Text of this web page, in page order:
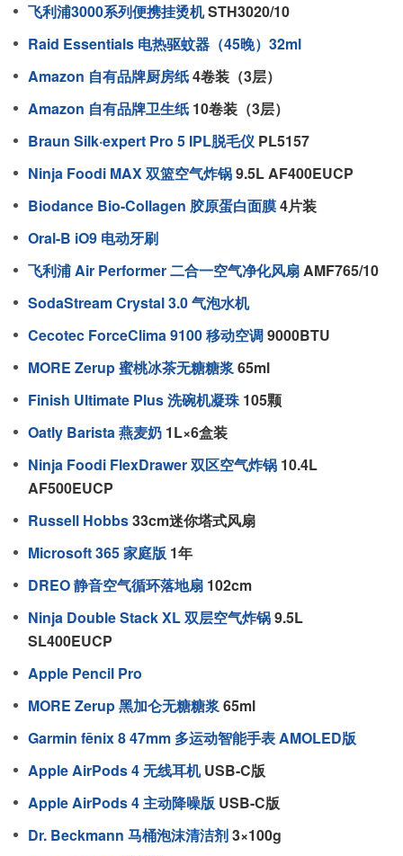
飞利浦3000系列便携挂烫机STH3020/10
Raid Essentials 电热驱蚊器（45晚）32ml
Amazon 自有品牌厨房纸4卷装（3层）
Amazon 自有品牌卫生纸 10卷装（3层）
Braun Silk·expert Pro 5 IPL脱毛仪 PL5157
Ninja Foodi MAX 双篮空气炸锅9.5L AF400EUCP
Biodance Bio-Collagen 胶原蛋白面膜4片装
Oral-B iO9 电动牙刷
飞利浦 Air Performer 二合一空气净化风扇AMF765/10
SodaStream Crystal 3.0 气泡水机
Cecotec ForceClima 9100 移动空调9000BTU
MORE Zerup 蜜桃冰茶无糖糖浆65ml
Finish Ultimate Plus 洗碗机凝珠105颗
Oatly Barista 燕麦奶 1L×6盒装
Ninja Foodi FlexDrawer 双区空气炸锅 10.4L
AF500EUCP
Russell Hobbs33cm迷你塔式风扇
Microsoft 365 家庭版 1年
DREO 静音空气循环落地扇 102cm
Ninja Double Stack XL 双层空气炸锅9.5L
SL400EUCP
Apple Pencil Pro
MORE Zerup 黑加仑无糖糖浆65ml
Garmin fēnix 8 47mm 多运动智能手表 AMOLED版
Apple AirPods 4 无线耳机USB-C版
Apple AirPods 4 主动降噪版 USB-C版
Dr. Beckmann 马桶泡沫清洁剂3×100g